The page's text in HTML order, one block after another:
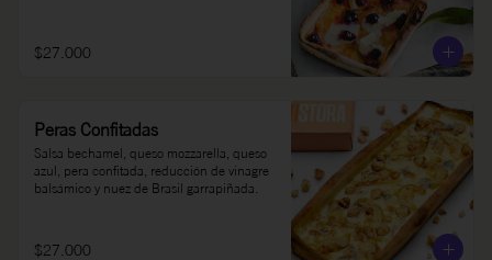
$27.000
Peras Confitadas
Salsa bechamel, queso mozzarella, queso
azul, pera confitada, reducción de vinagre
balsámico y nuez de Brasil garrapiñada.
$27.000